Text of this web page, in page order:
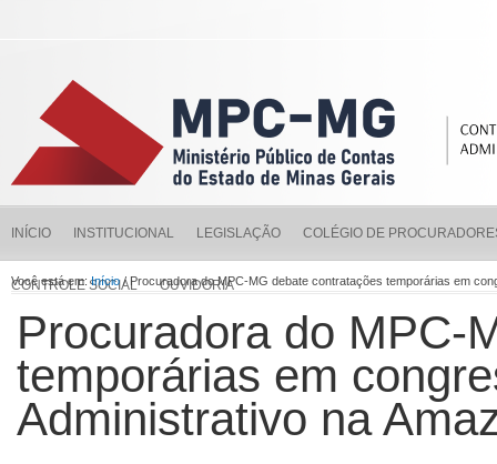
INÍCIO INSTITUCIONAL LEGISLAÇÃO COLÉGIO DE
CONTROLE SOCIAL OUVIDORIA
Você está em:Início/ Procuradora do MPC-MG debate contratações temporárias em
Procuradora do MPC-
temporárias em
Administrativo na